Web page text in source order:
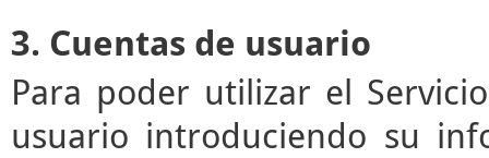
3. Cuentas de usuario
Para poder utilizar el
usuario introduciendo su